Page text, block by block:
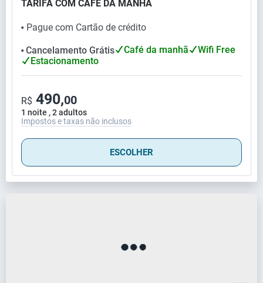
TARIFA COM CAFÉ DA MANHÃ
⬤ Pague com Cartão de crédito
⬤ Cancelamento Grátis Café da manhã
Wifi Free
Estacionamento
1 noite , 2 adultos
R$ 490,00
Impostos e taxas não inclusos
ESCOLHER